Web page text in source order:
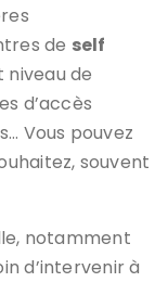
de self
de
d’accès
Vous pouvez
souvent
notamment
d’intervenir à